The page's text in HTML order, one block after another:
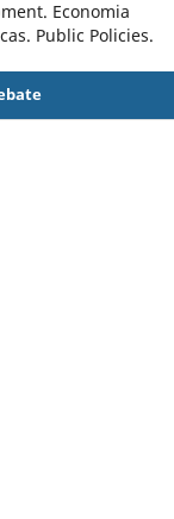
Economia
Public Policies.